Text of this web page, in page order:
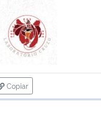
Copiar
para área de transferência